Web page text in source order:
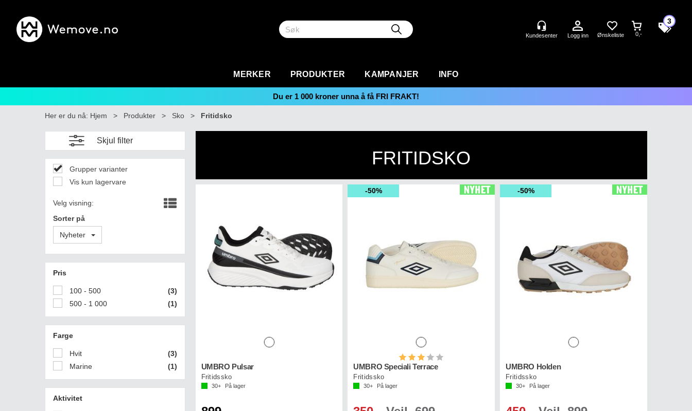
Logg inn 0,-
3
MERKER PRODUKTER KAMPANJER INFO
Du er 1 000 kroner unna å få FRI FRAKT!
Her er du nå: Hjem > Produkter > Sko > Fritidsko
Skjul filter
Grupper varianter
Vis kun lagervare
Velg visning:
Sorter på
Nyheter
Pris
100 - 500
(3)
500 - 1 000
(1)
Farge
Hvit
(3)
Marine
(1)
Aktivitet
FRITIDSKO
UMBRO Pulsar
Fritidssko
30+ På lager
50%
Karakter:
UMBRO Speciali Terrace
Fritidssko
30+ På lager
50%
UMBRO Holden
Fritidssko
30+ På lager